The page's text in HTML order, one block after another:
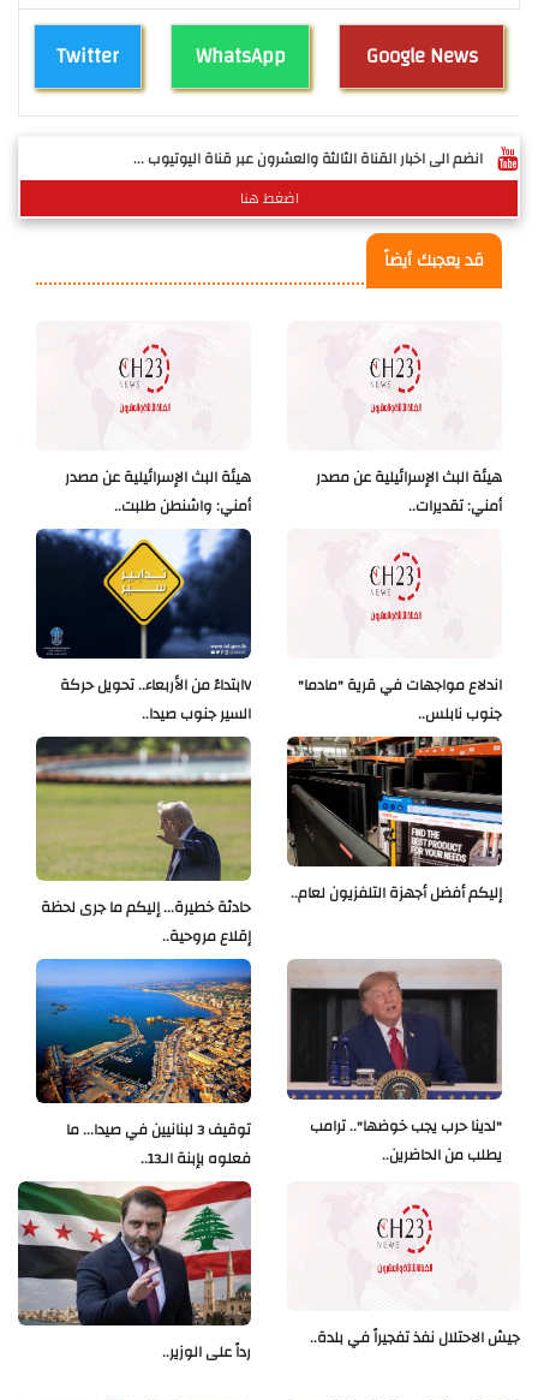
Twitter WhatsApp Google News
انضم الى اخبار القناة الثالثة والعشرون عبر قناة اليوتيوب ...
اضغط هنا
قد يعجبك أيضاً
هيئة البث الإسرائيلية عن مصدر
أمني: واشنطن طلبت..
هيئة البث الإسرائيلية عن مصدر
أمني: تقديرات..
Vابتداءً من الأربعاء.. تحويل حركة
السير جنوب صيدا..
اندلاع مواجهات في قرية "مادما"
جنوب نابلس..
حادثة خطيرة... إليكم ما جرى لحظة
إقلاع مروحية..
إليكم أفضل أجهزة التلفزيون لعام..
توقيف 3 لبنانيين في صيدا... ما
فعلوه بإبنة الـ13..
"لدينا حرب يجب خوضها".. ترامب
يطلب من الحاضرين..
رداً على الوزير..
جيش الاحتلال نفذ تفجيراً في بلدة..